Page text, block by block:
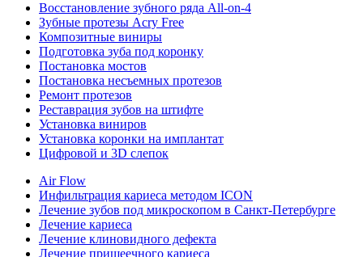
Восстановление зубного ряда All‑on‑4
Зубные протезы Acry Free
Композитные виниры
Подготовка зуба под коронку
Постановка мостов
Постановка несъемных протезов
Ремонт протезов
Реставрация зубов на штифте
Установка виниров
Установка коронки на имплантат
Цифровой и 3D слепок
Air Flow
Инфильтрация кариеса методом ICON
Лечение зубов под микроскопом в Санкт-Петербурге
Лечение кариеса
Лечение клиновидного дефекта
Лечение пришеечного кариеса